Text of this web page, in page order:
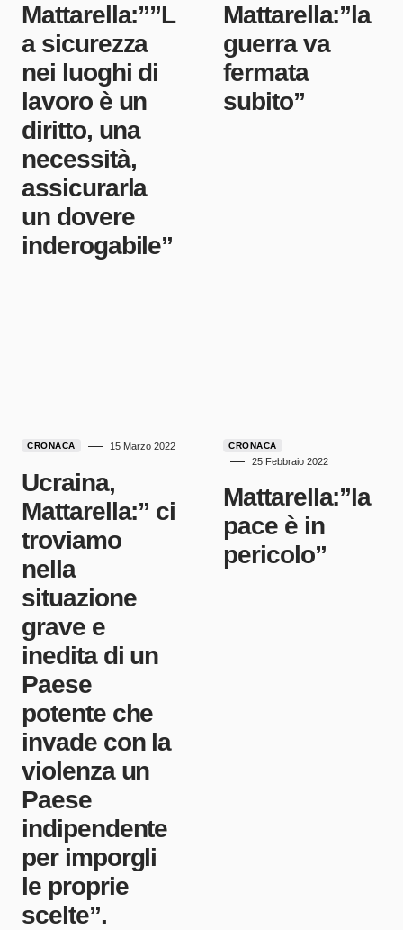
Mattarella:””L
a sicurezza
nei luoghi di
lavoro è un
diritto, una
necessità,
assicurarla
un dovere
inderogabile”
Mattarella:”la
guerra va
fermata
subito”
CRONACA 15 Marzo 2022
Ucraina,
Mattarella:” ci
troviamo
nella
situazione
grave e
inedita di un
Paese
potente che
invade con la
violenza un
Paese
indipendente
per imporgli
le proprie
scelte”.
CRONACA
25 Febbraio 2022
Mattarella:”la
pace è in
pericolo”